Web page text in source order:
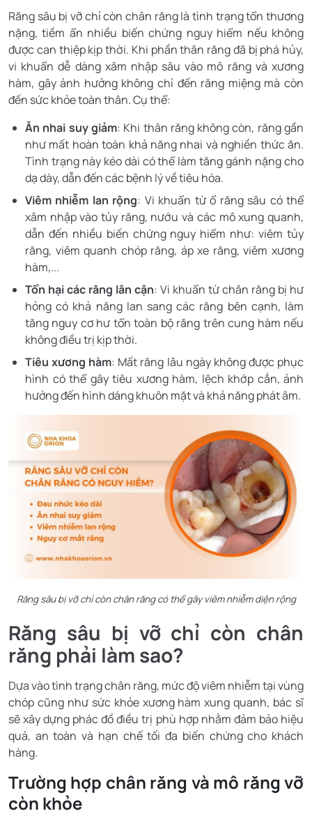
Răng sâu bị vỡ chỉ còn chân răng là tình trạng tổn thương
nặng, tiềm ẩn nhiều biến chứng nguy hiểm nếu không
được can thiệp kịp thời. Khi phần thân răng đã bị phá hủy,
vi khuẩn dễ dàng xâm nhập sâu vào mô răng và xương
hàm, gây ảnh hưởng không chỉ đến răng miệng mà còn
đến sức khỏe toàn thân. Cụ thể:
Ăn nhai suy giảm: Khi thân răng không còn, răng gần
như mất hoàn toàn khả năng nhai và nghiền thức ăn.
Tình trạng này kéo dài có thể làm tăng gánh nặng cho
dạ dày, dẫn đến các bệnh lý về tiêu hóa.
Viêm nhiễm lan rộng: Vi khuẩn từ ổ răng sâu có thể
xâm nhập vào tủy răng, nướu và các mô xung quanh,
dẫn đến nhiều biến chứng nguy hiểm như: viêm tủy
răng, viêm quanh chóp răng, áp xe răng, viêm xương
hàm,...
Tổn hại các răng lân cận: Vi khuẩn từ chân răng bị hư
hỏng có khả năng lan sang các răng bên cạnh, làm
tăng nguy cơ hư tổn toàn bộ răng trên cung hàm nếu
không điều trị kịp thời.
Tiêu xương hàm: Mất răng lâu ngày không được phục
hình có thể gây tiêu xương hàm, lệch khớp cắn, ảnh
hưởng đến hình dáng khuôn mặt và khả năng phát âm.
Răng sâu bị vỡ chỉ còn chân răng có thể gây viêm nhiễm diện rộng
Răng sâu bị vỡ chỉ còn chân
răng phải làm sao?
Dựa vào tình trạng chân răng, mức độ viêm nhiễm tại vùng
chóp cũng như sức khỏe xương hàm xung quanh, bác sĩ
sẽ xây dựng phác đồ điều trị phù hợp nhằm đảm bảo hiệu
quả, an toàn và hạn chế tối đa biến chứng cho khách
hàng.
Trường hợp chân răng và mô răng vỡ
còn khỏe